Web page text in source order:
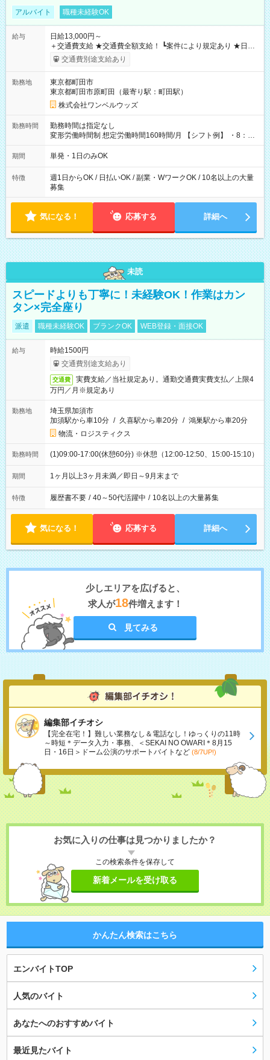
アルバイト 職種未経験OK
給与
日給13,000円～
＋交通費支給 ★交通費全額支給！ ┗案件により規定あり ★日払
いOK！（規定あり） ┗働いたその日に現金GET♪ お仕事後はコ
ンビニATMから 日払い分を引き落とせます！ 【試用期間】試
交通費別途支給あり
勤務地
東京都町田市
東京都町田市原町田（最寄り駅：町田駅）
株式会社ワンベルウッズ
勤務時間
勤務時間は指定なし
変形労働時間制 想定労働時間160時間/月 【シフト例】 ・8：00
～21：00
期間 単発・1日のみOK
特徴
週1日からOK / 日払いOK / 副業・WワークOK / 10名以上の大量
募集
気になる！ 応募する 詳細へ
未読
スピードよりも丁寧に！未経験OK！作業はカン
タン×完全座り
派遣 職種未経験OK ブランクOK WEB登録・面接OK
給与
時給1500円
交通費別途支給あり
交通費
実費支給／当社規定あり。通勤交通費実費支払／上限4
万円／月※規定あり
勤務地
埼玉県加須市
加須駅から車10分 / 久喜駅から車20分 / 鴻巣駅から車20分
物流・ロジスティクス
勤務時間 (1)09:00-17:00(休憩60分) ※休憩（12:00-12:50、15:00-15:10）
期間 1ヶ月以上3ヶ月未満／即日～9月末まで
特徴 履歴書不要 / 40～50代活躍中 / 10名以上の大量募集
気になる！ 応募する 詳細へ
少しエリアを広げると、
求人が18件増えます！
見てみる
編集部イチオシ
【完全在宅！】難しい業務なし＆電話なし！ゆっくりの11時
～時短＊データ入力・事務、＜SEKAI NO OWARI＊8月15
日・16日＞ドーム公演のサポートバイトなど (8/7UP!)
お気に入りの仕事は見つかりましたか？
この検索条件を保存して
新着メールを受け取る
かんたん検索はこちら
エンバイトTOP
人気のバイト
あなたへのおすすめバイト
最近見たバイト